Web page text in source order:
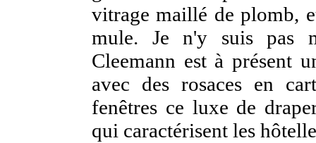
vitrage maillé de plomb,
mule. Je n'y suis pas
Cleemann est à présent
avec des rosaces en
fenêtres ce luxe de
qui caractérisent les